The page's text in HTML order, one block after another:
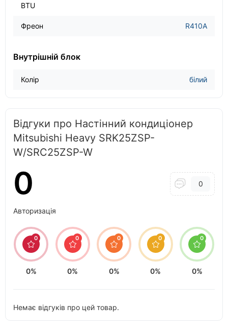
BTU
Фреон R410A
Внутрішній блок
Колір білий
Відгуки про Настінний кондиціонер
Mitsubishi Heavy SRK25ZSP-
W/SRC25ZSP-W
0 0
Авторизація
0
0%
0
0%
0
0%
0
0%
0
0%
Немає відгуків про цей товар.